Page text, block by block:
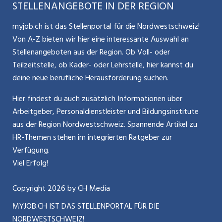
Glossar
Kontakt
Impressum
Bewerber-Cockpit
Mitarbeiter 50+ / Pensionierung
Karriere allgemein
Führung
Bewerbung / Neuorientierung
Aktionen / News
CH Media
ostjob.ch
zentraljob.ch
jobbasel.ch
jobbern.ch
jobmittelland.ch
jobzüri.ch
schaffu.ch (VS)
ajourjob.ch
STELLENANGEBOTE IN DER REGION
myjob.ch ist das Stellenportal für die Nordwestschweiz!
Von A-Z bieten wir hier eine interessante Auswahl an
Stellenangeboten aus der Region. Ob Voll- oder
Teilzeitstelle, ob Kader- oder Lehrstelle, hier kannst du
deine neue berufliche Herausforderung suchen.
Hier findest du auch zusätzlich Informationen über
Arbeitgeber, Personaldienstleister und Bildungsinstitute
aus der Region Nordwestschweiz. Spannende Artikel zu
HR-Themen stehen im integrierten Ratgeber zur
Verfügung.
Viel Erfolg!
Copyright 2026by CH Media
MYJOB.CH IST DAS STELLENPORTAL FÜR DIE
NORDWESTSCHWEIZ!